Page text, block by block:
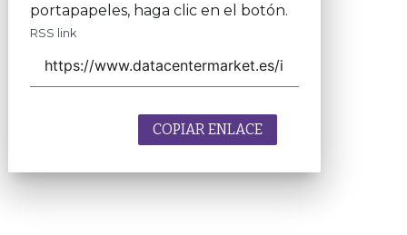
portapapeles, haga clic en el botón.
RSS link
COPIAR ENLACE